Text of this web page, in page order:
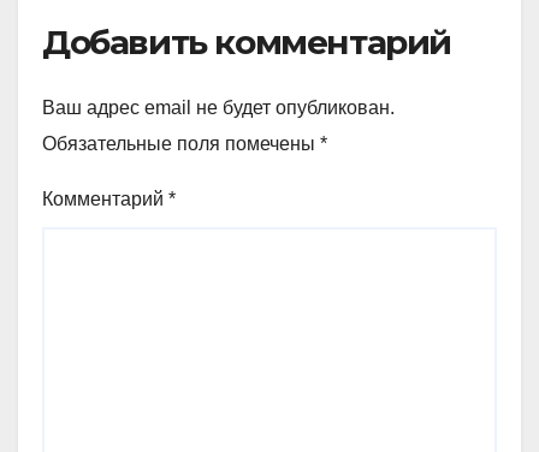
Добавить комментарий
Ваш адрес email не будет опубликован.
Обязательные поля помечены *
Комментарий *